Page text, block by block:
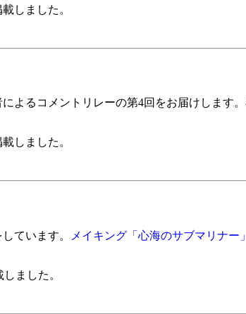
載しました。
よるコメントリレーの第4回をお届けします
載しました。
ています。 メイキング「心海のサブマリナー」
ました。